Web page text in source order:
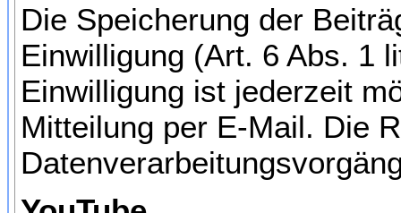
Die Speicherung der
Einwilligung (Art. 6 Abs. 1
Einwilligung ist jederzeit
Mitteilung per E-Mail. Die